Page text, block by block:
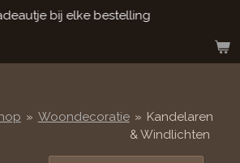
bij elke bestelling
» Woondecoratie » Kandelaren
& Windlichten